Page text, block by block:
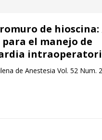
de hioscina:
el manejo de
de Anestesia Vol. 52 Num.